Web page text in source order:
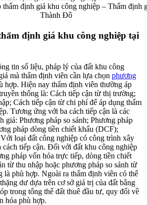
thẩm định giá khu công nghiệp – Thẩm định
Thành Đô
định giá khu công nghiệp tại
tin số liệu, pháp lý của đất khu công
mà thẩm định viên cần lựa chọn phương
hợp. Hiện nay thẩm định viên thường áp
thống là: Cách tiếp cận từ thị trường;
Cách tiếp cận từ chi phí để áp dụng thẩm
Tương ứng với ba cách tiếp cận là các
giá: Phương pháp so sánh; Phương pháp
pháp dòng tiền chiết khấu (DCF);
Với loại đất công nghiệp có công trình xây
cách tiếp cận. Đối với đất khu công nghiệp
pháp vốn hóa trực tiếp, dòng tiền chiết
từ thu nhập hoặc phương pháp so sánh từ
là phù hợp. Ngoài ra thẩm định viên có thể
dư dựa trên cơ sở giá trị của đất bằng
trong tổng thể đất thuê đầu tư, quy đổi về
hóa phù hợp.